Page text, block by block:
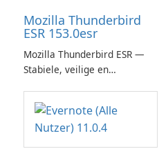
Mozilla Thunderbird
ESR 153.0esr
Mozilla Thunderbird ESR —
Stabiele, veilige en